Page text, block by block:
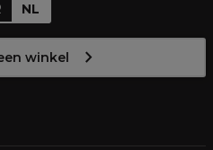
NL
winkel